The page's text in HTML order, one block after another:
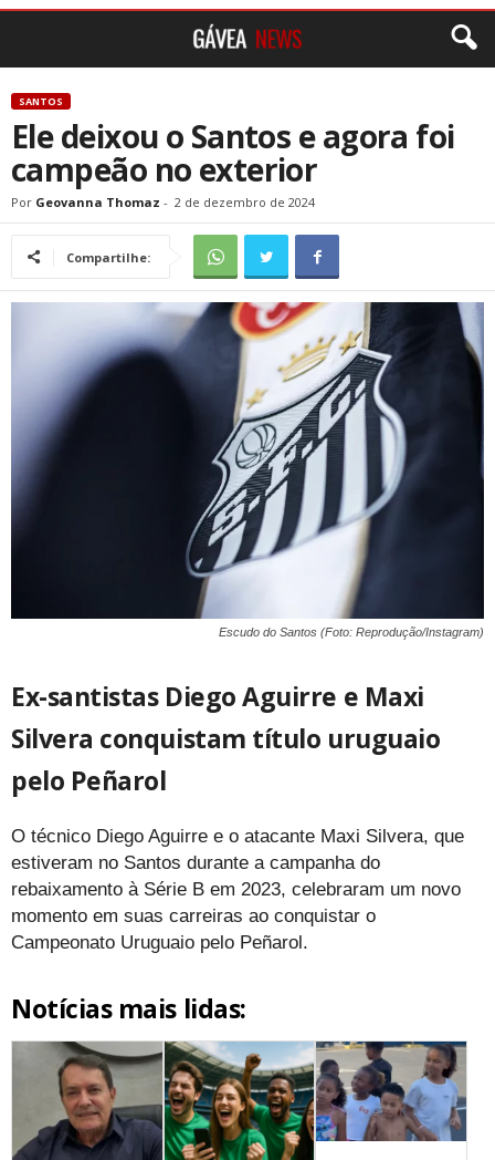
SANTOS
Ele deixou o Santos e agora foi
campeão no exterior
Por Geovanna Thomaz - 2 de dezembro de 2024
Compartilhe:
Escudo do Santos (Foto: Reprodução/Instagram)
Ex-santistas Diego Aguirre e Maxi
Silvera conquistam título uruguaio
pelo Peñarol
O técnico Diego Aguirre e o atacante Maxi Silvera, que
estiveram no Santos durante a campanha do
rebaixamento à Série B em 2023, celebraram um novo
momento em suas carreiras ao conquistar o
Campeonato Uruguaio pelo Peñarol.
Notícias mais lidas: